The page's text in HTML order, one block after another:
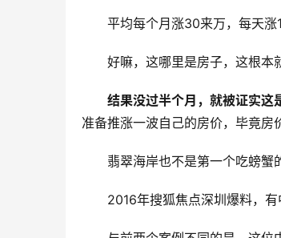
平均每个月涨30来万，每天涨
好嘛，这哪里是房子，这根本
结果没过半个月，就被证实这
准备推涨一波自己的房价，毕竟房
翡翠海岸也不是第一个吃螃蟹
2016年搜狐焦点深圳爆料，有